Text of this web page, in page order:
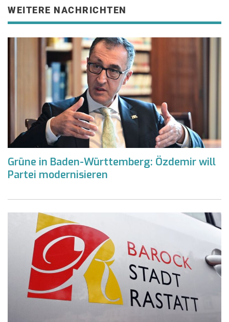
WEITERE NACHRICHTEN
Grüne in Baden-Württemberg: Özdemir will
Partei modernisieren